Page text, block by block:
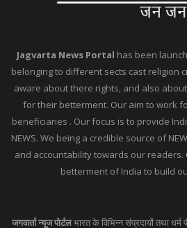
Jagvarta News Portal has been
belonging to different sects cast religion
aware about there rights, and also
for their betterment. Our aim to work
beneficiaries . Our focus is to provide
NEWS. We being a credible source of
and accountability towards our
betterment of India to build
जगवार्ता न्यूज पोर्टलभारत के विभिन्न संप्रदायों तथा